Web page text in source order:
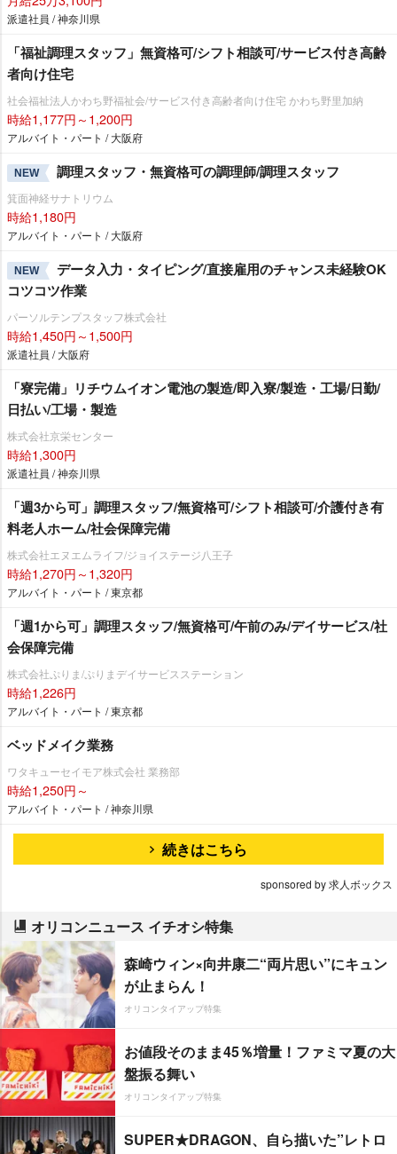
派遣社員 / 神奈川県
「福祉調理スタッフ」無資格可/シフト相談可/サービス付き高齢
者向け住宅
社会福祉法人かわち野福祉会/サービス付き高齢者向け住宅 かわち野里加納
時給1,177円～1,200円
アルバイト・パート / 大阪府
NEW 調理スタッフ・無資格可の調理師/調理スタッフ
箕面神経サナトリウム
時給1,180円
アルバイト・パート / 大阪府
NEW
データ入力・タイピング/直接雇用のチャンス未経験OK
コツコツ作業
パーソルテンプスタッフ株式会社
時給1,450円～1,500円
派遣社員 / 大阪府
「寮完備」リチウムイオン電池の製造/即入寮/製造・工場/日勤/
日払い/工場・製造
株式会社京栄センター
時給1,300円
派遣社員 / 神奈川県
「週3から可」調理スタッフ/無資格可/シフト相談可/介護付き有
料老人ホーム/社会保障完備
株式会社エヌエムライフ/ジョイステージ八王子
時給1,270円～1,320円
アルバイト・パート / 東京都
「週1から可」調理スタッフ/無資格可/午前のみ/デイサービス/社
会保障完備
株式会社ぷりま/ぷりまデイサービスステーション
時給1,226円
アルバイト・パート / 東京都
ベッドメイク業務
ワタキューセイモア株式会社 業務部
時給1,250円～
アルバイト・パート / 神奈川県
続きはこちら
sponsored by 求人ボックス
オリコンニュース イチオシ特集
森崎ウィン×向井康二“両片思い”にキュン
が止まらん！
オリコンタイアップ特集
お値段そのまま45％増量！ファミマ夏の大
盤振る舞い
オリコンタイアップ特集
SUPER★DRAGON、自ら描いた”レトロ